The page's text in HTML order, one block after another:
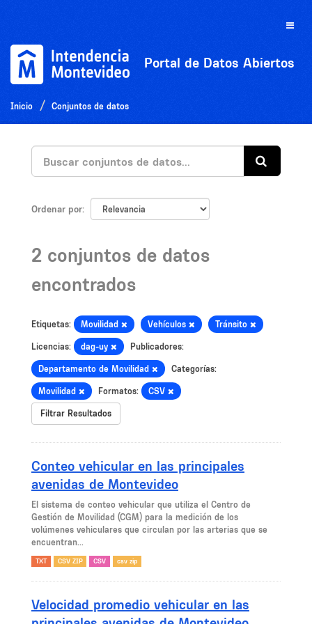
Toggle
Portal de Datos Abiertos
Inicio Conjuntos de datos
Ordenar por
2 conjuntos de datos
encontrados
Etiquetas: Movilidad Vehículos Tránsito
Licencias: dag-uy Publicadores:
Departamento de Movilidad Categorías:
Movilidad Formatos: CSV
Filtrar Resultados
Conteo vehicular en las principales
avenidas de Montevideo
El sistema de conteo vehicular que utiliza el Centro de
Gestión de Movilidad (CGM) para la medición de los
volúmenes vehiculares que circulan por las arterias que se
encuentran...
TXT CSV ZIP CSV csv zip
Velocidad promedio vehicular en las